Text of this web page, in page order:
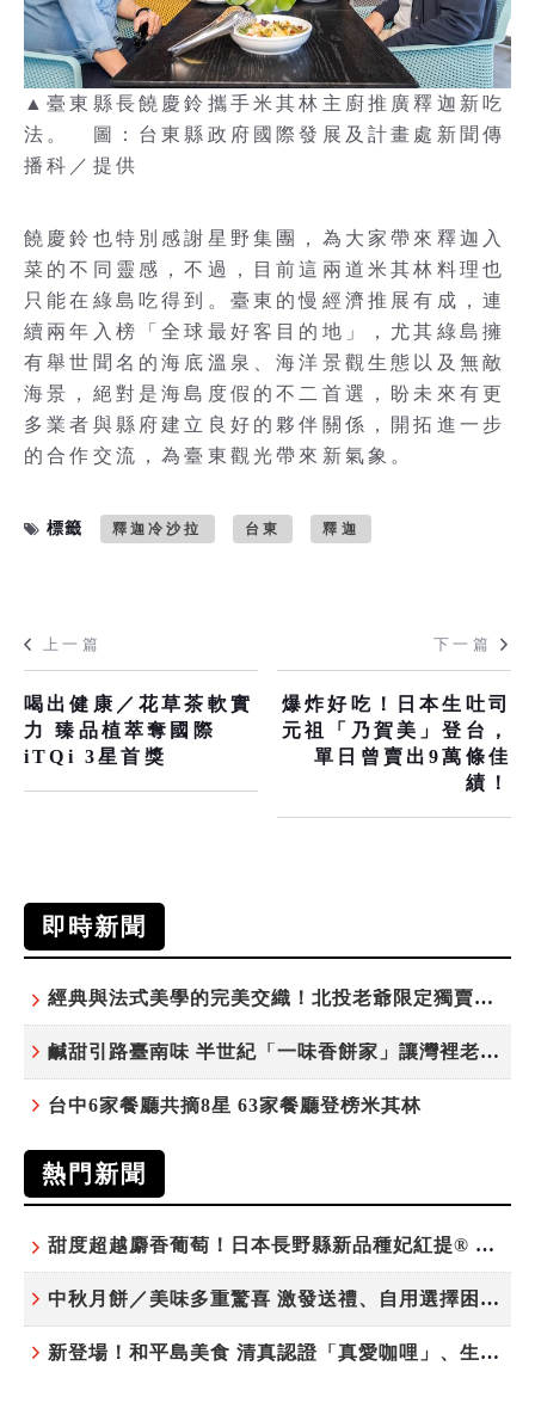
▲臺東縣長饒慶鈴攜手米其林主廚推廣釋迦新吃
法。 圖：台東縣政府國際發展及計畫處新聞傳
播科／提供
饒慶鈴也特別感謝星野集團，為大家帶來釋迦入
菜的不同靈感，不過，目前這兩道米其林料理也
只能在綠島吃得到。臺東的慢經濟推展有成，連
續兩年入榜「全球最好客目的地」，尤其綠島擁
有舉世聞名的海底溫泉、海洋景觀生態以及無敵
海景，絕對是海島度假的不二首選，盼未來有更
多業者與縣府建立良好的夥伴關係，開拓進一步
的合作交流，為臺東觀光帶來新氣象。
標籤 釋迦冷沙拉 台東 釋迦
上一篇
喝出健康／花草茶軟實
力 臻品植萃奪國際
iTQi 3星首獎
下一篇
爆炸好吃！日本生吐司
元祖「乃賀美」登台，
單日曾賣出9萬條佳
績！
即時新聞
經典與法式美學的完美交織！北投老爺限定獨賣「泉月菠蘿映心」中秋禮盒
鹹甜引路臺南味 半世紀「一味香餅家」讓灣裡老街散發餅香
台中6家餐廳共摘8星 63家餐廳登榜米其林
熱門新聞
甜度超越麝香葡萄！日本長野縣新品種妃紅提® 微風超市限期販售
中秋月餅／美味多重驚喜 激發送禮、自用選擇困難症
新登場！和平島美食 清真認證「真愛咖哩」、生態飲食「禾口丘」